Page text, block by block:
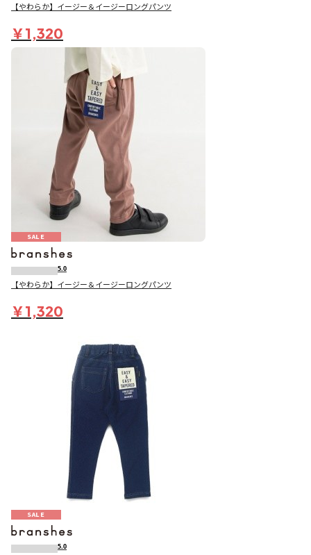
【やわらか】イージー＆イージーロングパンツ
￥1,320
SALE
5.0
【やわらか】イージー＆イージーロングパンツ
￥1,320
SALE
5.0